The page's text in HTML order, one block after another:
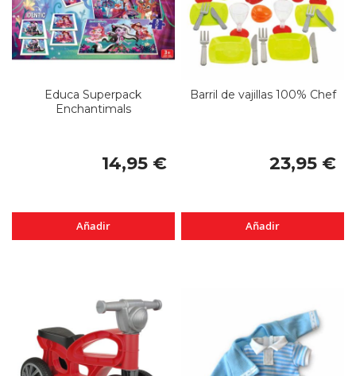
Educa Superpack
Enchantimals
14,95 €
Añadir
Barril de vajillas 100% Chef
23,95 €
Añadir